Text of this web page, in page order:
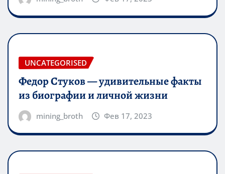
UNCATEGORISED
Федор Стуков — удивительные факты
из биографии и личной жизни
mining_broth Фев 17, 2023